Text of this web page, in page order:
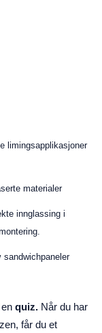
limingsapplikasjoner
materialer
innglassing i
sandwichpaneler
quiz. Når du har
får du et